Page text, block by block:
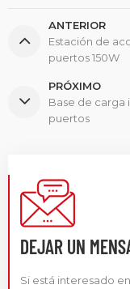
ANTERIOR
Estación de
puertos 150W
PRÓXIMO
Base de carga
puertos
DEJAR UN
Si está interesado